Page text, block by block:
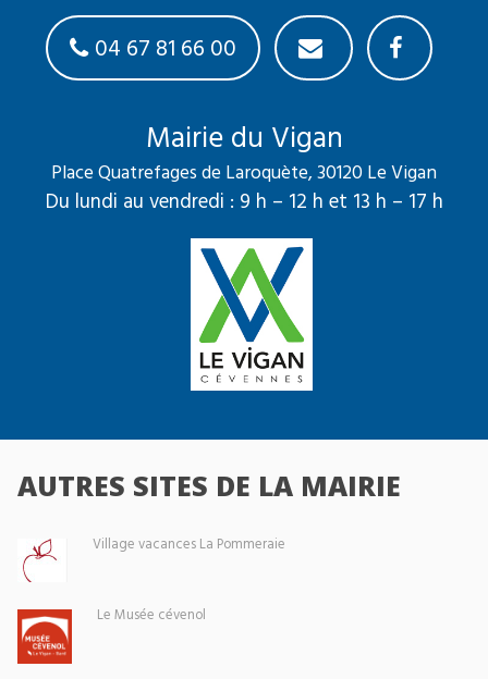
04 67 81 66 00
Mairie du Vigan
Place Quatrefages de Laroquète, 30120 Le Vigan
Du lundi au vendredi : 9 h – 12 h et 13 h – 17 h
AUTRES SITES DE LA MAIRIE
Village vacances La Pommeraie
Le Musée cévenol